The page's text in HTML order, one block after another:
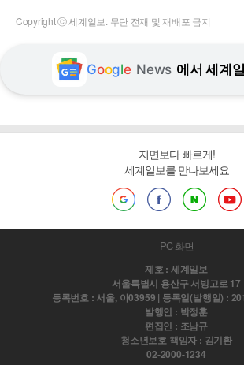
Copyright ⓒ 세계일보. 무단 전재 및 재배포 금지
Google News 에서 세계
지면보다 빠르게!
세계일보를 만나보세요
PC 화면
제호 : 세계일보
서울특별시 용산구 서빙고로 17
등록번호 : 서울, 아03959 | 등록일(발행일) :
발행인 : 박정훈
편집인 : 조남규
청소년보호 책임자 : 김기환
02-2000-1234